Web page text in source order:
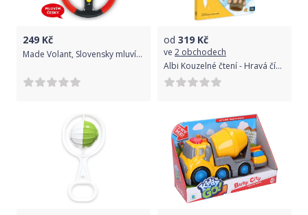
249 Kč
Made Volant, Slovensky mluvící, 25cm
od 319 Kč
ve 2 obchodech
Albi Kouzelné čtení - Hravá čísla